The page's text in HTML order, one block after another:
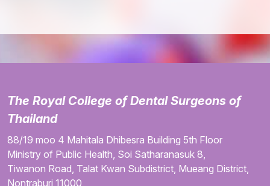
The Royal College of Dental Surgeons of
Thailand
88/19 moo 4 Mahitala Dhibesra Building 5th Floor
Ministry of Public Health, Soi Satharanasuk 8,
Tiwanon Road, Talat Kwan Subdistrict, Mueang District,
Nontraburi 11000